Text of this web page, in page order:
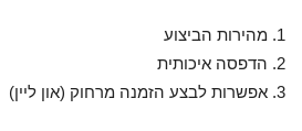
מהירות הביצוע
הדפסה איכותית
אפשרות לבצע הזמנה מרחוק (און ליין)